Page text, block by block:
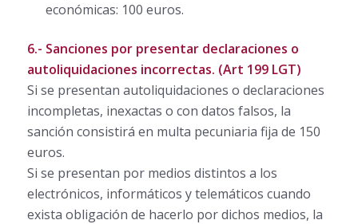
económicas: 100 euros.
6.- Sanciones por presentar declaraciones o
autoliquidaciones incorrectas. (Art 199 LGT)
Si se presentan autoliquidaciones o declaraciones
incompletas, inexactas o con datos falsos, la
sanción consistirá en multa pecuniaria fija de 150
euros.
Si se presentan por medios distintos a los
electrónicos, informáticos y telemáticos cuando
exista obligación de hacerlo por dichos medios, la